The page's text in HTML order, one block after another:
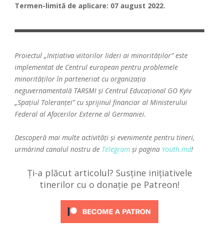
Termen-limită de aplicare: 07 august 2022.
Proiectul „Inițiativa viitorilor lideri ai minorităților” este
implementat de Centrul european pentru problemele
minorităților în parteneriat cu organizația
neguvernamentală TARSMI și Centrul Educațional GO Kyiv
„Spațiul Toleranței” cu sprijinul financiar al Ministerului
Federal al Afacerilor Externe al Germaniei.
Descoperă mai multe activități și evenimente pentru tineri,
urmărind canalul nostru de Telegram și pagina Youth.md!
Ți-a plăcut articolul? Susține inițiativele
tinerilor cu o donație pe Patreon!